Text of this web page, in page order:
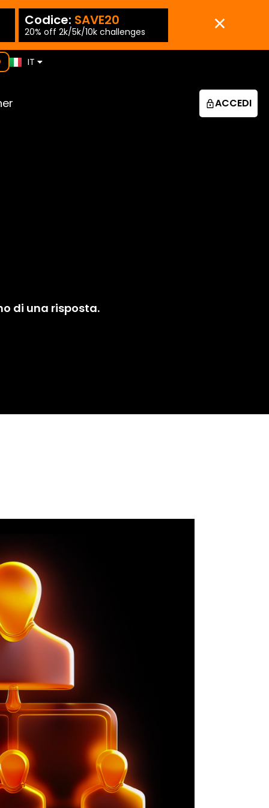
Codice: SAVE20
20% off 2k/5k/10k challenges
Codice:
15% off 25k/50k
IT
ES
PT-PT
EN
KO
JP
ACCEDI
di una risposta.